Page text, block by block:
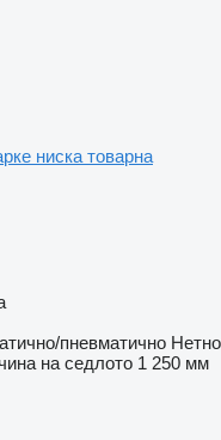
ниска товарна
пневматично Нетно
на седлото 1 250 мм